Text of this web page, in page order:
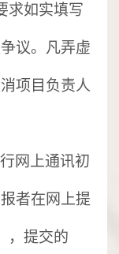
求如实填写
议。凡弄虚
项目负责人
网上通讯初
者在网上提
，提交的